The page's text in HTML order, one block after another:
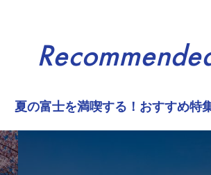
夏の富士を満喫する！おすすめ特